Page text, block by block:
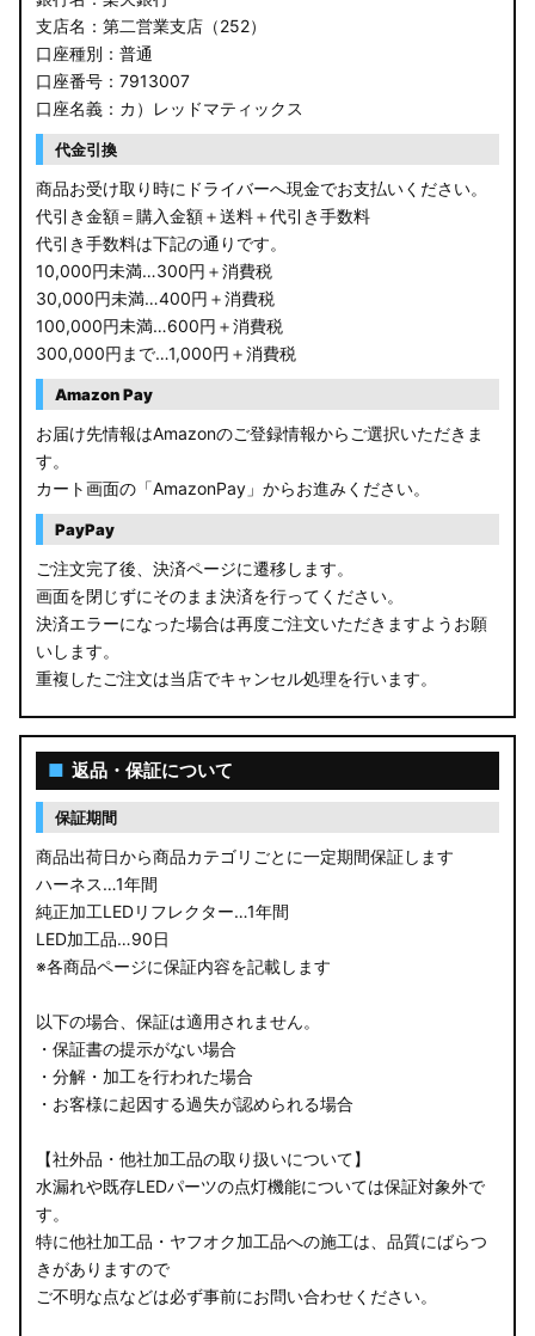
支店名：第二営業支店（252）
口座種別：普通
口座番号：7913007
口座名義：カ）レッドマティックス
代金引換
商品お受け取り時にドライバーへ現金でお支払いください。
代引き金額＝購入金額＋送料＋代引き手数料
代引き手数料は下記の通りです。
10,000円未満…300円＋消費税
30,000円未満…400円＋消費税
100,000円未満…600円＋消費税
300,000円まで…1,000円＋消費税
Amazon Pay
お届け先情報はAmazonのご登録情報からご選択いただきま
す。
カート画面の「AmazonPay」からお進みください。
PayPay
ご注文完了後、決済ページに遷移します。
画面を閉じずにそのまま決済を行ってください。
決済エラーになった場合は再度ご注文いただきますようお願
いします。
重複したご注文は当店でキャンセル処理を行います。
■ 返品・保証について
保証期間
商品出荷日から商品カテゴリごとに一定期間保証します
ハーネス…1年間
純正加工LEDリフレクター…1年間
LED加工品…90日
※各商品ページに保証内容を記載します
以下の場合、保証は適用されません。
・保証書の提示がない場合
・分解・加工を行われた場合
・お客様に起因する過失が認められる場合
【社外品・他社加工品の取り扱いについて】
水漏れや既存LEDパーツの点灯機能については保証対象外で
す。
特に他社加工品・ヤフオク加工品への施工は、品質にばらつ
きがありますので
ご不明な点などは必ず事前にお問い合わせください。